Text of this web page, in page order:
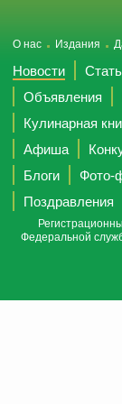
О нас Издания
Новости
Объявления
Кулинарная
Афиша
Блоги
Фото-
Поздравления
Федеральной